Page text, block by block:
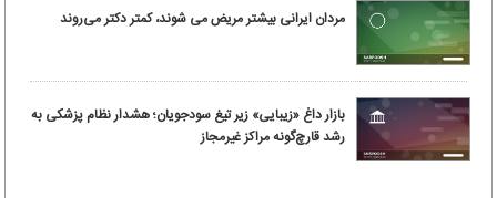
مردان ایرانی بیشتر مریض می شوند، کمتر دکتر می‌روند
بازار داغ «زیبایی» زیر تیغ سودجویان؛ هشدار نظام پزشکی به
رشد قارچ‌گونه مراکز غیرمجاز